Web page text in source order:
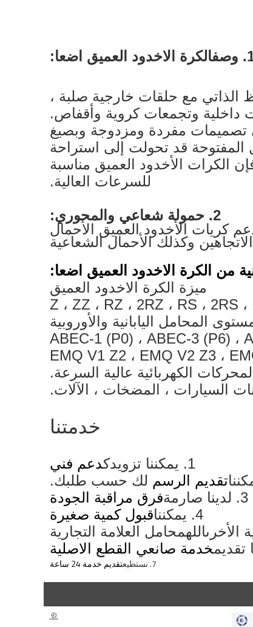
الكرة الاخدود العميق اضعا:
الذاتي مع حلقات خارجية صلبة ،
داخلية وتجمعات كروية وأقفاص.
تصميمات مفردة ومزدوجة وبصيغ
المفتوحة قد تحولت إلى استراحة
الكرات الأخدود العميق مناسبة
للسرعات العالية.
2. حمولة شعاعي والمحوري:
كريات الأخدود العميق الأحمال
وكذلك الأحمال الشعاعية
ميزة الكرة الاخدود العميق
السيارات ، المضخات ، الآلات.
خدمتنا
1. يمكننا تزويدك
دعم فني
تقديم الرسم لك حسب طلبك.
3. لدينا صارمة
فرق مراقبة الجودة
4. يمكننا
قبول كمية صغيرة
اللهمحامل العلامة التجارية
خدمة صانعي القطع الاصلية
7. نستطيع تقديم خدمة 24 ساعة